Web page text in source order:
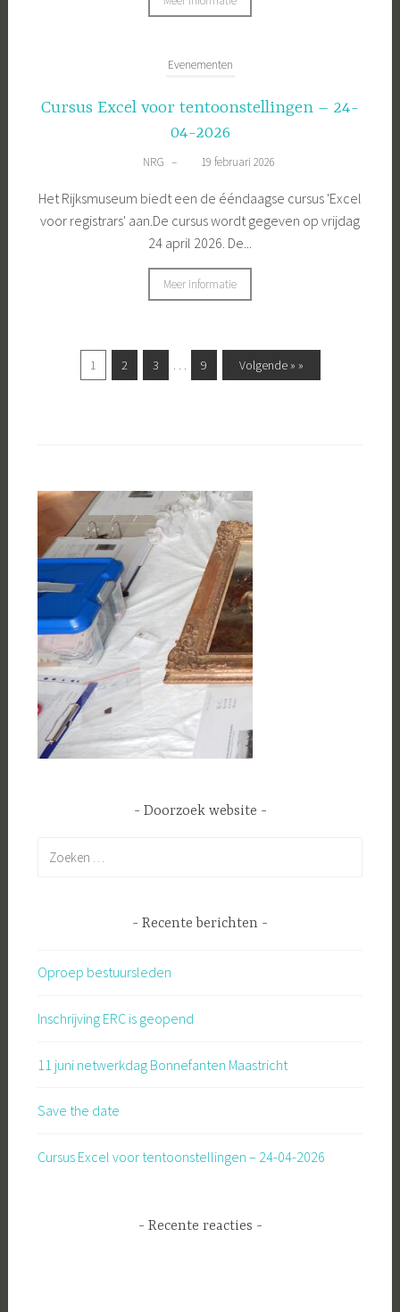
Evenementen
Cursus Excel voor tentoonstellingen – 24-
04-2026
NRG – 19 februari 2026
Het Rijksmuseum biedt een de ééndaagse cursus 'Excel
voor registrars' aan.De cursus wordt gegeven op vrijdag
24 april 2026. De...
Meer informatie
1 2 3 9 Volgende » »
Doorzoek website
Recente berichten
Oproep bestuursleden
Inschrijving ERC is geopend
11 juni netwerkdag Bonnefanten Maastricht
Save the date
Cursus Excel voor tentoonstellingen – 24-04-2026
Recente reacties